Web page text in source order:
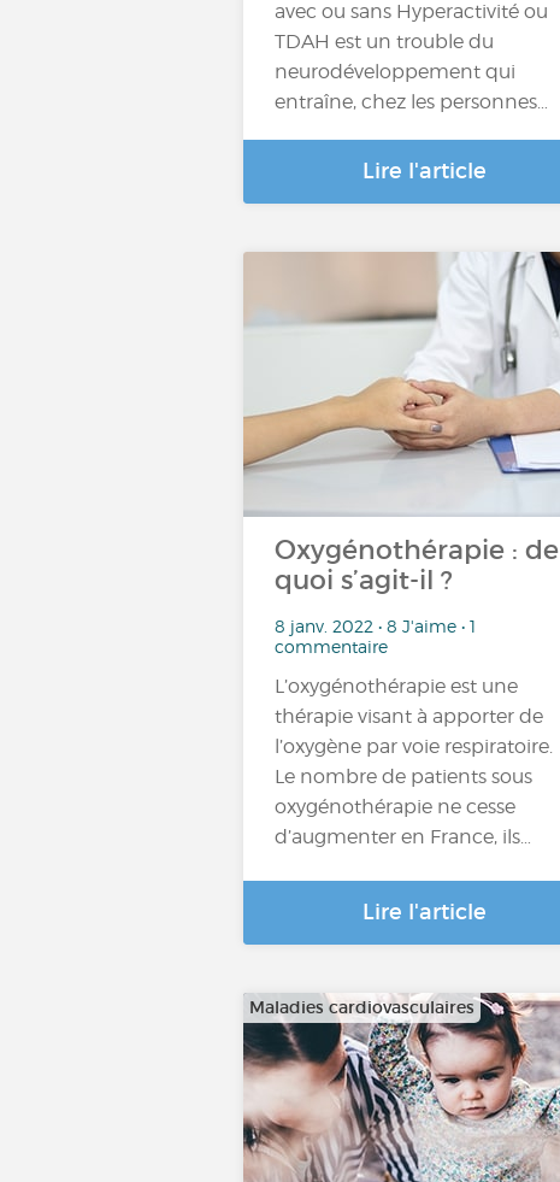
avec ou sans Hyperactivité ou
TDAH est un trouble du
neurodéveloppement qui
entraîne, chez les personnes…
Lire l'article
Oxygénothérapie : de
quoi s’agit-il ?
8 janv. 2022 • 8 J'aime • 1
commentaire
L’oxygénothérapie est une
thérapie visant à apporter de
l’oxygène par voie respiratoire.
Le nombre de patients sous
oxygénothérapie ne cesse
d’augmenter en France, ils…
Lire l'article
Maladies cardiovasculaires